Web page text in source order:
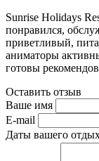
Sunrise Holidays
понравился,
приветливый,
аниматоры
готовы
Оставить отзыв
Ваше имя
E-mail
Даты вашего